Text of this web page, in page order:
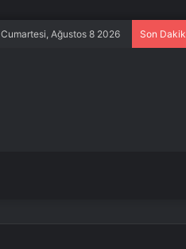
Cumartesi, Ağustos 8 2026 Son